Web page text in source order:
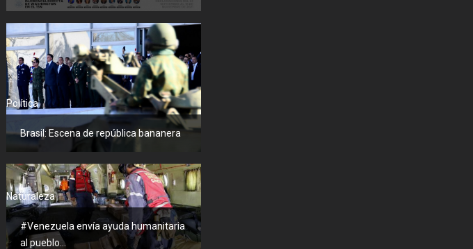
Política
Brasil: Escena de república bananera
Naturaleza
#Venezuela envía ayuda humanitaria
al pueblo...